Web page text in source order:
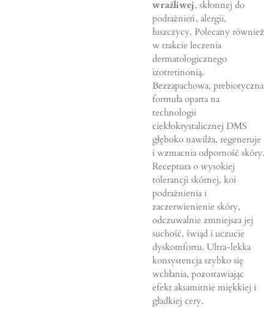
wrażliwej, skłonnej do
podrażnień, alergii,
łuszczycy. Polecany również
w trakcie leczenia
dermatologicznego
izotretinonią.
Bezzapachowa, prebiotyczna
formuła oparta na
technologii
ciekłokrystalicznej DMS
głęboko nawilża, regeneruje
i wzmacnia odporność skóry.
Receptura o wysokiej
tolerancji skórnej, koi
podrażnienia i
zaczerwienienie skóry,
odczuwalnie zmniejsza jej
suchość, świąd i uczucie
dyskomfortu. Ultra-lekka
konsystencja szybko się
wchłania, pozostawiając
efekt aksamitnie miękkiej i
gładkiej cery.